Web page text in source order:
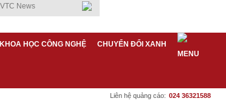
KHOA HỌC CÔNG NGHỆ CHUYỂN ĐỔI XANH
Liên hệ quảng cáo: 024 36321588